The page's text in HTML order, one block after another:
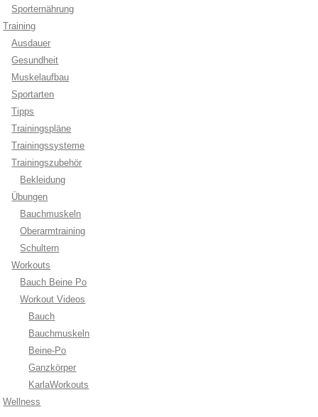
Sporternährung
Training
Ausdauer
Gesundheit
Muskelaufbau
Sportarten
Tipps
Trainingspläne
Trainingssysteme
Trainingszubehör
Bekleidung
Übungen
Bauchmuskeln
Oberarmtraining
Schultern
Workouts
Bauch Beine Po
Workout Videos
Bauch
Bauchmuskeln
Beine-Po
Ganzkörper
KarlaWorkouts
Wellness